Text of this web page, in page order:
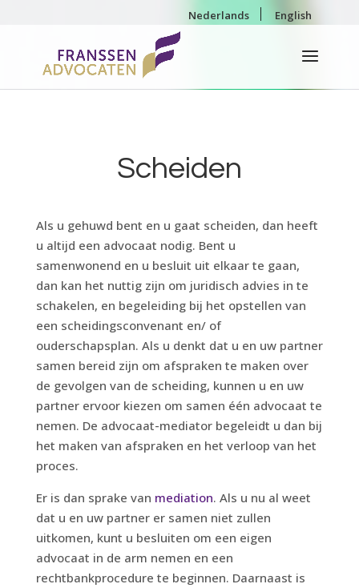
Nederlands English
Scheiden
Als u gehuwd bent en u gaat scheiden, dan heeft
u altijd een advocaat nodig. Bent u
samenwonend en u besluit uit elkaar te gaan,
dan kan het nuttig zijn om juridisch advies in te
schakelen, en begeleiding bij het opstellen van
een scheidingsconvenant en/ of
ouderschapsplan. Als u denkt dat u en uw partner
samen bereid zijn om afspraken te maken over
de gevolgen van de scheiding, kunnen u en uw
partner ervoor kiezen om samen één advocaat te
nemen. De advocaat-mediator begeleidt u dan bij
het maken van afspraken en het verloop van het
proces.
Er is dan sprake van mediation. Als u nu al weet
dat u en uw partner er samen niet zullen
uitkomen, kunt u besluiten om een eigen
advocaat in de arm nemen en een
rechtbankprocedure te beginnen. Daarnaast is